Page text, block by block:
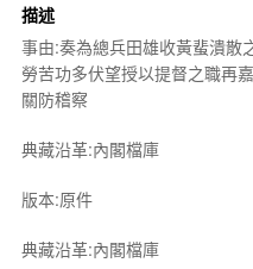
描述
事由:奏為總兵田雄收黃蜚潰散
勞苦功多伏望授以提督之職再
關防稽察
典藏沿革:內閣檔庫
版本:原件
典藏沿革:內閣檔庫